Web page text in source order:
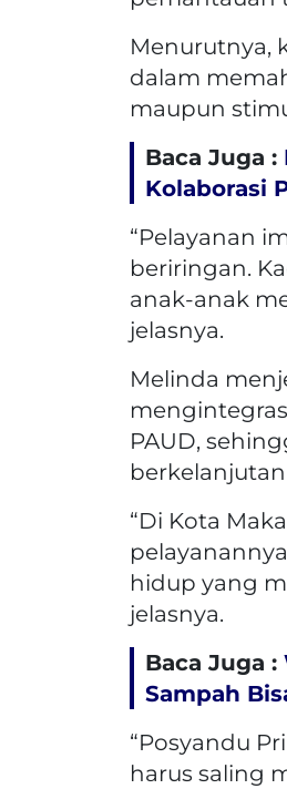
Menurutnya,
dalam
maupun
Baca Juga :
Kolaborasi
“Pelayanan
beriringan.
anak-anak
jelasnya.
Melinda
PAUD,
“Di Kota
hidup yang
jelasnya.
Baca Juga :
Sampah
“Posyandu
harus saling